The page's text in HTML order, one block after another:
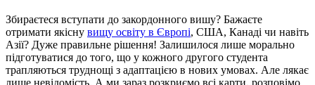
Збираєтеся вступати до закордонного вишу? Бажаєте
отримати якісну вищу освіту в Європі, США, Канаді чи навіть
Азії? Дуже правильне рішення! Залишилося лише морально
підготуватися до того, що у кожного другого студента
трапляються труднощі з адаптацією в нових умовах. Але лякає
лише невідомість. А ми зараз розкриємо всі карти, розповімо